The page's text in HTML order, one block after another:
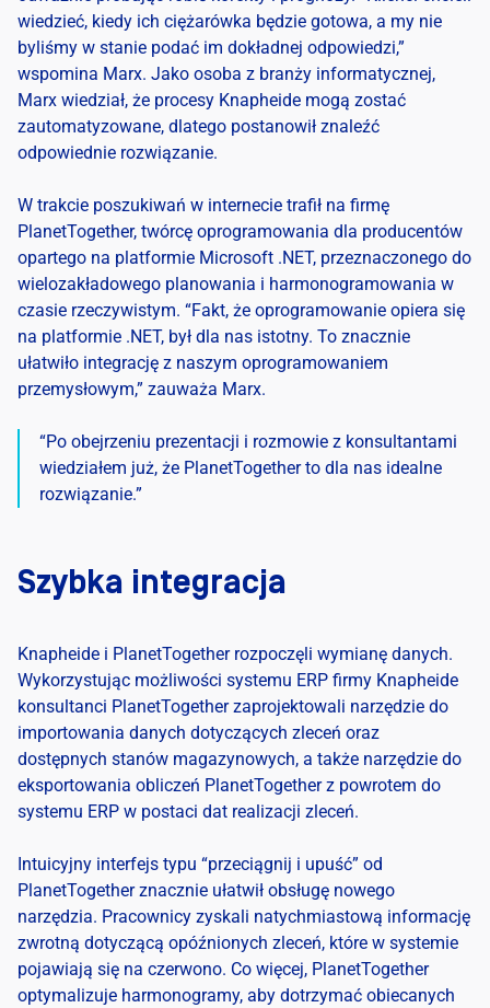
wiedzieć, kiedy ich ciężarówka będzie gotowa, a my nie
byliśmy w stanie podać im dokładnej odpowiedzi,”
wspomina Marx. Jako osoba z branży informatycznej,
Marx wiedział, że procesy Knapheide mogą zostać
zautomatyzowane, dlatego postanowił znaleźć
odpowiednie rozwiązanie.
W trakcie poszukiwań w internecie trafił na firmę
PlanetTogether, twórcę oprogramowania dla producentów
opartego na platformie Microsoft .NET, przeznaczonego do
wielozakładowego planowania i harmonogramowania w
czasie rzeczywistym. “Fakt, że oprogramowanie opiera się
na platformie .NET, był dla nas istotny. To znacznie
ułatwiło integrację z naszym oprogramowaniem
przemysłowym,” zauważa Marx.
“Po obejrzeniu prezentacji i rozmowie z konsultantami
wiedziałem już, że PlanetTogether to dla nas idealne
rozwiązanie.”
Szybka integracja
Knapheide i PlanetTogether rozpoczęli wymianę danych.
Wykorzystując możliwości systemu ERP firmy Knapheide
konsultanci PlanetTogether zaprojektowali narzędzie do
importowania danych dotyczących zleceń oraz
dostępnych stanów magazynowych, a także narzędzie do
eksportowania obliczeń PlanetTogether z powrotem do
systemu ERP w postaci dat realizacji zleceń.
Intuicyjny interfejs typu “przeciągnij i upuść” od
PlanetTogether znacznie ułatwił obsługę nowego
narzędzia. Pracownicy zyskali natychmiastową informację
zwrotną dotyczącą opóźnionych zleceń, które w systemie
pojawiają się na czerwono. Co więcej, PlanetTogether
optymalizuje harmonogramy, aby dotrzymać obiecanych